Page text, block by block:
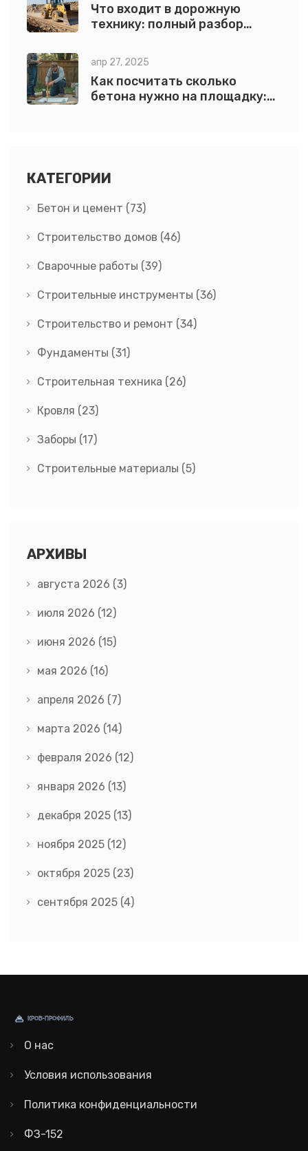
Что входит в дорожную
технику: полный разбор
апр 27, 2025
Как посчитать сколько
бетона нужно на площадку:
КАТЕГОРИИ
Бетон и цемент (73)
Строительство домов (46)
Сварочные работы (39)
Строительные инструменты (36)
Строительство и ремонт (34)
Фундаменты (31)
Строительная техника (26)
Кровля (23)
Заборы (17)
Строительные материалы (5)
АРХИВЫ
августа 2026 (3)
июля 2026 (12)
июня 2026 (15)
мая 2026 (16)
апреля 2026 (7)
марта 2026 (14)
февраля 2026 (12)
января 2026 (13)
декабря 2025 (13)
ноября 2025 (12)
октября 2025 (23)
сентября 2025 (4)
О нас
Условия использования
Политика конфиденциальности
ФЗ-152